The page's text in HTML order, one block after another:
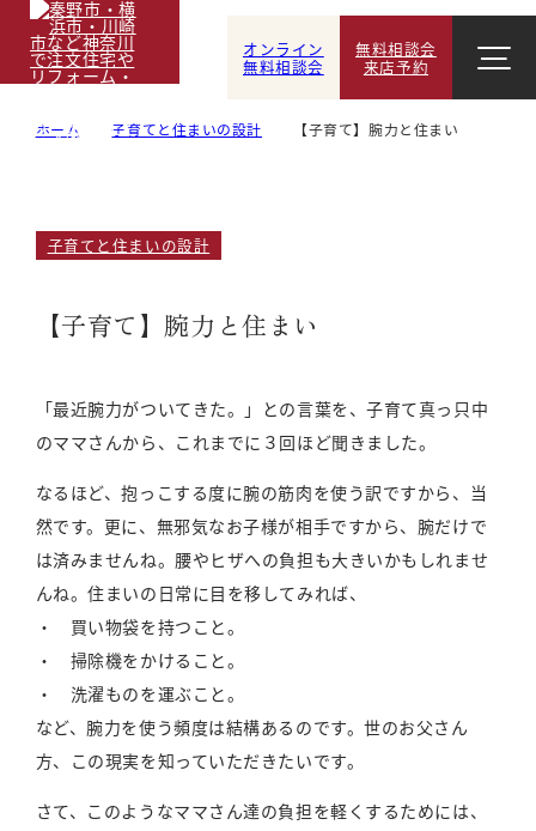
オンライン
無料相談会
無料相談会
来店予約
ホーム 子育てと住まいの設計 【子育て】腕力と住まい
子育てと住まいの設計
【子育て】腕力と住まい
「最近腕力がついてきた。」との言葉を、子育て真っ只中
のママさんから、これまでに３回ほど聞きました。
なるほど、抱っこする度に腕の筋肉を使う訳ですから、当
然です。更に、無邪気なお子様が相手ですから、腕だけで
は済みませんね。腰やヒザへの負担も大きいかもしれませ
んね。住まいの日常に目を移してみれば、
・ 買い物袋を持つこと。
・ 掃除機をかけること。
・ 洗濯ものを運ぶこと。
など、腕力を使う頻度は結構あるのです。世のお父さん
方、この現実を知っていただきたいです。
さて、このようなママさん達の負担を軽くするためには、